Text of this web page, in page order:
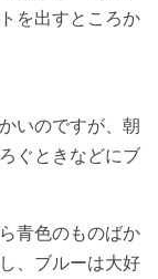
を出すところか
いのですが、朝
ぐときなどにブ
青色のものばか
、ブルーは大好